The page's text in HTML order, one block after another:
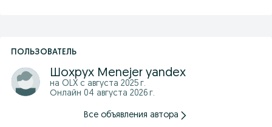
ПОЛЬЗОВАТЕЛЬ
Шохрух Menejer yandex
на OLX с августа 2025 г.
Онлайн 04 августа 2026 г.
Все объявления автора